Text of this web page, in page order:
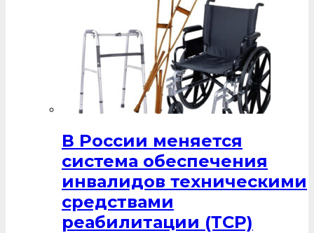
В России меняется
система обеспечения
инвалидов техническими
средствами
реабилитации (ТСР)